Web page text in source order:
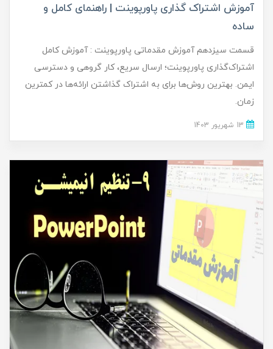
آموزش اشتراک گذاری پاورپوینت | راهنمای کامل و
ساده
قسمت سیزدهم آموزش مقدماتی پاورپوینت : آموزش کامل
اشتراک‌گذاری پاورپوینت؛ ارسال سریع، کار گروهی و دسترسی
ایمن. بهترین روش‌ها برای به اشتراک گذاشتن ارائه‌ها در کمترین
زمان.